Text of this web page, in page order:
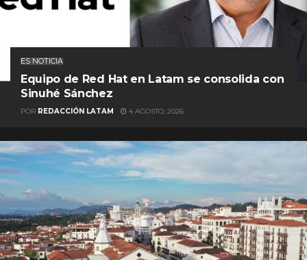
ES NOTICIA
Equipo de Red Hat en Latam se consolida con
Sinuhé Sánchez
POR REDACCIÓN LATAM 4 AGOSTO, 2026